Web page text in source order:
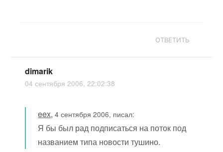
ОТВЕТИТЬ
dimarik
04 сентября 2006, 22:02:38
eex,4 сентября 2006, писал:
Я бы был рад подписаться на поток под
названием типа новости тушино.